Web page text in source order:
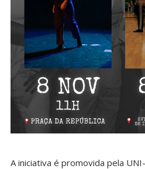
A iniciativa é promovida pela